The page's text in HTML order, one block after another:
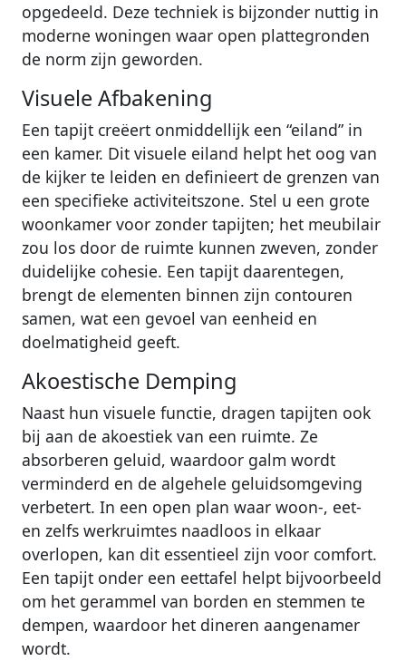
opgedeeld. Deze techniek is bijzonder nuttig in
moderne woningen waar open plattegronden
de norm zijn geworden.
Visuele Afbakening
Een tapijt creëert onmiddellijk een “eiland” in
een kamer. Dit visuele eiland helpt het oog van
de kijker te leiden en definieert de grenzen van
een specifieke activiteitszone. Stel u een grote
woonkamer voor zonder tapijten; het meubilair
zou los door de ruimte kunnen zweven, zonder
duidelijke cohesie. Een tapijt daarentegen,
brengt de elementen binnen zijn contouren
samen, wat een gevoel van eenheid en
doelmatigheid geeft.
Akoestische Demping
Naast hun visuele functie, dragen tapijten ook
bij aan de akoestiek van een ruimte. Ze
absorberen geluid, waardoor galm wordt
verminderd en de algehele geluidsomgeving
verbetert. In een open plan waar woon-, eet-
en zelfs werkruimtes naadloos in elkaar
overlopen, kan dit essentieel zijn voor comfort.
Een tapijt onder een eettafel helpt bijvoorbeeld
om het gerammel van borden en stemmen te
dempen, waardoor het dineren aangenamer
wordt.